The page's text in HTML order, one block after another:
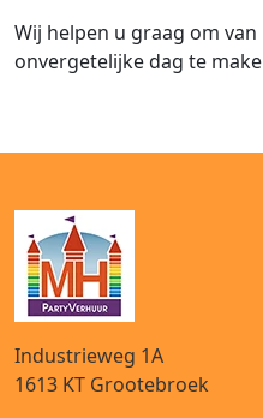
Wij helpen u graag om
onvergetelijke dag te
Industrieweg 1A
1613 KT Grootebroek